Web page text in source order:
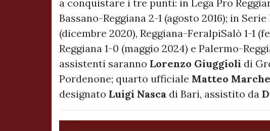
a conquistare i tre punti: in Lega Pro
Bassano-Reggiana 2-1 (agosto 2016); in
(dicembre 2020), Reggiana-FeralpiSalò 1-1
Reggiana 1-0 (maggio 2024) e Palermo-
assistenti saranno Lorenzo Giuggioli di
Pordenone; quarto ufficiale Matteo
designato Luigi Nasca di Bari, assistito da